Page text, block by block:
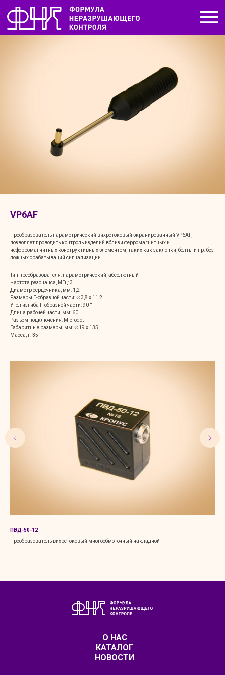
VP6AF
Преобразователь параметрический вихретоковый экранированный VP6AF,
позволяет проводить контроль изделий вблизи ферромагнитных и
неферромагнитных конструктивных элементом, таких как заклепки, болты и пр. без
ложных срабатываний сигнализации.
Тип преобразователя: параметрический, абсолютный
Частота резонанса, МГц: 3
Диаметр сердечника, мм: 1,2
Размеры Г-образной части: ∅3,8 х 11,2
Угол изгиба Г-образной части: 90 °
Длина рабочей части, мм: 60
Разъем подключения: Microdot
Габаритные размеры, мм: ∅19 x 135
Масса, г: 35
ПВД-50-12
Преобразователь вихретоковый многообмоточный накладной
О НАС
КАТАЛОГ
НОВОСТИ